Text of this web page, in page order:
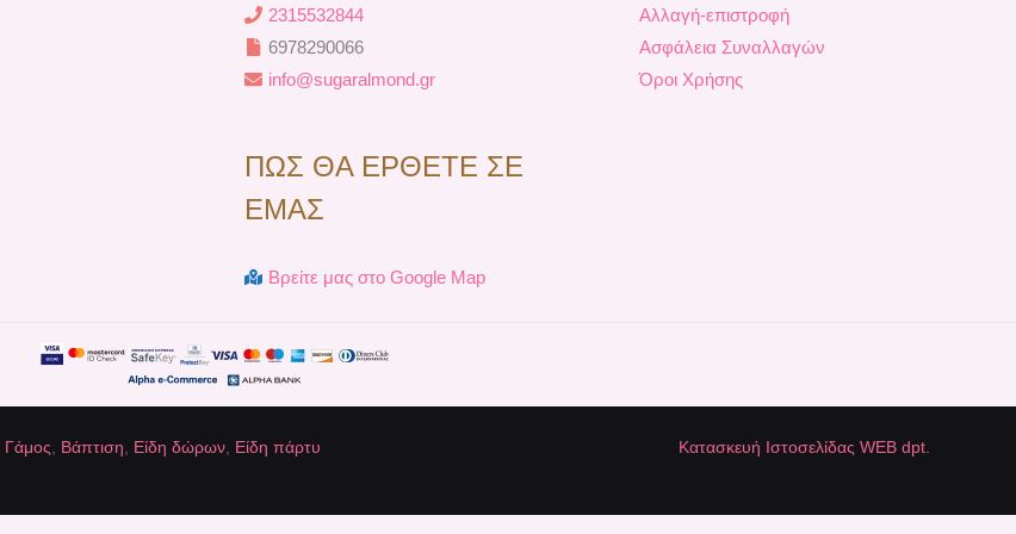
2315532844
6978290066
info@sugaralmond.gr
ΠΩΣ ΘΑ ΕΡΘΕΤΕ ΣΕ
ΕΜΑΣ
Βρείτε μας στο Google Map
Αλλαγή-επιστροφή
Ασφάλεια Συναλλαγών
Όροι Χρήσης
Γάμος, Βάπτιση, Είδη δώρων, Είδη πάρτυ Κατασκευή Ιστοσελίδας WEB dpt.